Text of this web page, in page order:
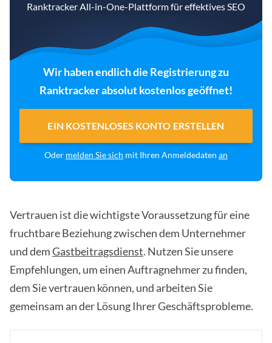
Ranktracker All-in-One-Plattform für effektives SEO
Wir haben endlich die Registrierung zu
Ranktracker absolut kostenlos geöffnet!
EIN KOSTENLOSES KONTO ERSTELLEN
Oder melden Sie sich mit Ihren Anmeldedaten an
Vertrauen ist die wichtigste Voraussetzung für eine
fruchtbare Beziehung zwischen dem Unternehmer
und demGastbeitragsdienst. Nutzen Sie unsere
Empfehlungen, um einen Auftragnehmer zu finden,
dem Sie vertrauen können, und arbeiten Sie
gemeinsam an der Lösung Ihrer Geschäftsprobleme.